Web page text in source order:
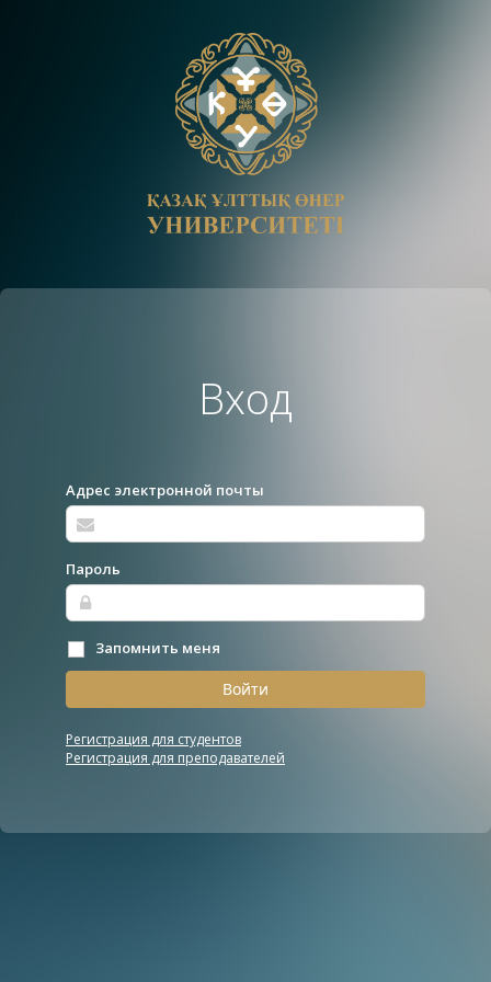
Вход
Адрес электронной почты
Пароль
Запомнить меня
Войти
Регистрация для студентов
Регистрация для преподавателей